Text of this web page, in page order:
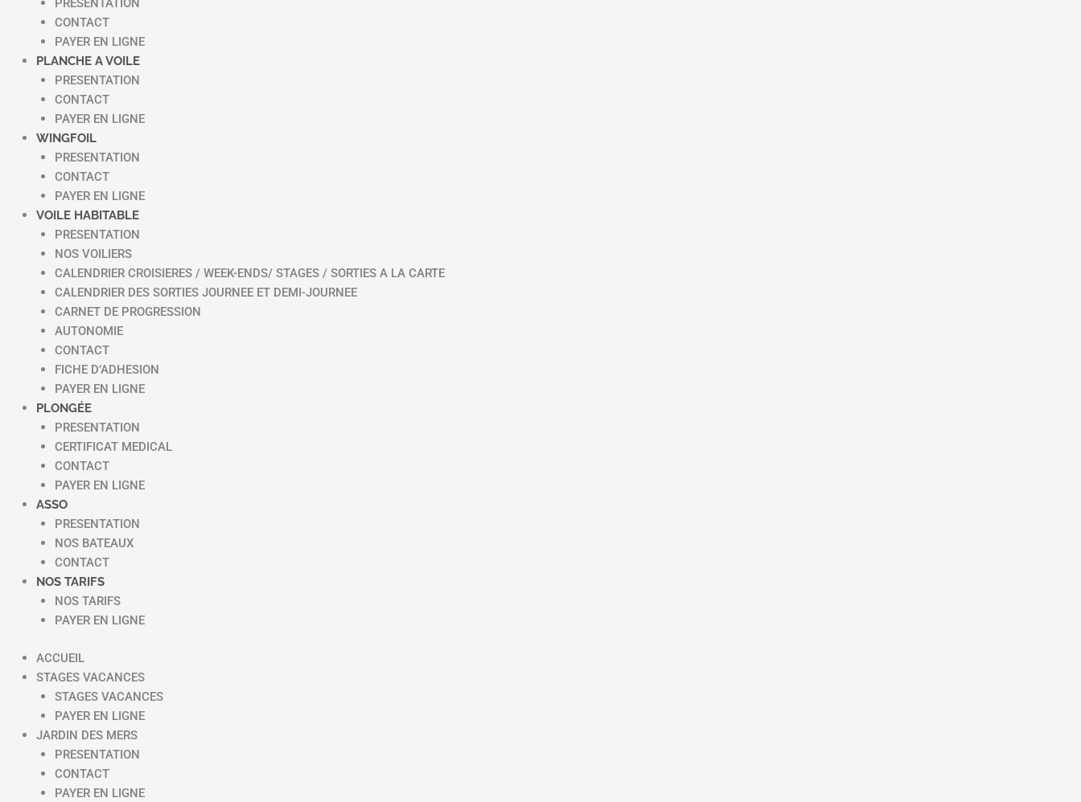
PRESENTATION
CONTACT
PAYER EN LIGNE
PLANCHE A VOILE
PRESENTATION
CONTACT
PAYER EN LIGNE
WINGFOIL
PRESENTATION
CONTACT
PAYER EN LIGNE
VOILE HABITABLE
PRESENTATION
NOS VOILIERS
CALENDRIER CROISIERES / WEEK-ENDS/ STAGES / SORTIES A LA CARTE
CALENDRIER DES SORTIES JOURNEE ET DEMI-JOURNEE
CARNET DE PROGRESSION
AUTONOMIE
CONTACT
FICHE D’ADHESION
PAYER EN LIGNE
PLONGÉE
PRESENTATION
CERTIFICAT MEDICAL
CONTACT
PAYER EN LIGNE
ASSO
PRESENTATION
NOS BATEAUX
CONTACT
NOS TARIFS
NOS TARIFS
PAYER EN LIGNE
ACCUEIL
STAGES VACANCES
STAGES VACANCES
PAYER EN LIGNE
JARDIN DES MERS
PRESENTATION
CONTACT
PAYER EN LIGNE